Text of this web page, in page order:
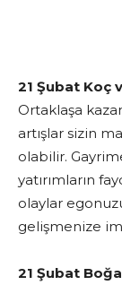
21 Şubat Koç
Ortaklaşa
artışlar sizin
olabilir.
yatırımların
olaylar
gelişmenize
21 Şubat